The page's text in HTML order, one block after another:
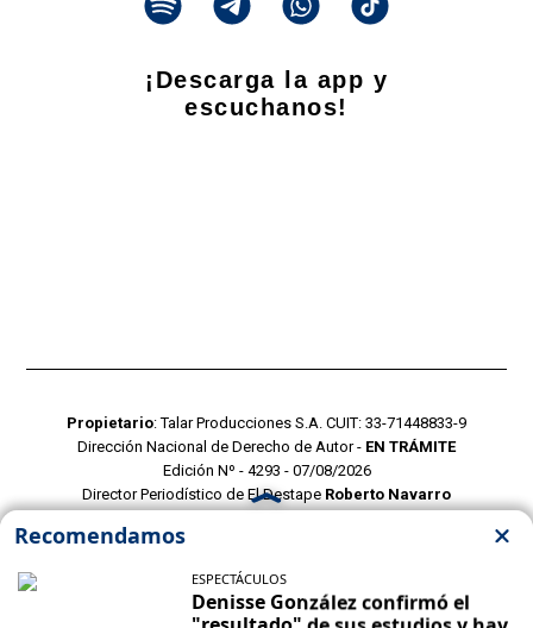
¡Descarga la app y
escuchanos!
Propietario: Talar Producciones S.A. CUIT: 33-71448833-9
Dirección Nacional de Derecho de Autor - EN TRÁMITE
Edición Nº - 4293 - 07/08/2026
Director Periodístico de El Destape Roberto Navarro
POLITICAS DE PRIVACIDAD
CONTACTO COMERCIAL